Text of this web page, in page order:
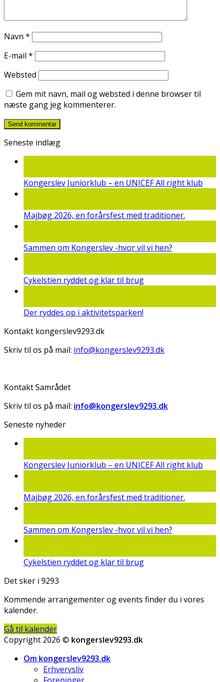
Navn *
E-mail *
Websted
Gem mit navn, mail og websted i denne browser til
næste gang jeg kommenterer.
Seneste indlæg
Kongerslev Juniorklub – en UNICEF All right klub
Majbøg 2026, en forårsfest med traditioner.
Sammen om Kongerslev -hvor vil vi hen?
Cykelstien ryddet og klar til brug
Der ryddes op i aktivitetsparken!
Kontakt kongerslev9293.dk
Skriv til os på mail: info@kongerslev9293.dk
Kontakt Samrådet
Skriv til os på mail: info@kongerslev9293.dk
Seneste nyheder
Kongerslev Juniorklub – en UNICEF All right klub
Majbøg 2026, en forårsfest med traditioner.
Sammen om Kongerslev -hvor vil vi hen?
Cykelstien ryddet og klar til brug
Det sker i 9293
Kommende arrangementer og events finder du i vores
kalender.
Gå til kalender
Copyright 2026 © kongerslev9293.dk
Om kongerslev9293.dk
Erhvervsliv